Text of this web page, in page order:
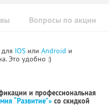
Вопросы по акции
IOS или Android и
Это удобно :)
и профессиональная
“Развитие"» со скидкой